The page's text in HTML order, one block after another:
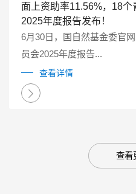
面上资助率11.56%，18个
2025年度报告发布！
6月30日，国自然基金委官
员会2025年度报告...
查看详情
查看